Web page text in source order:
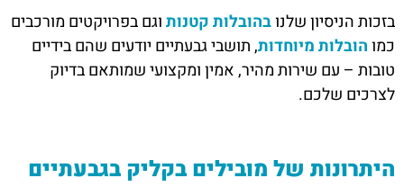
בזכות הניסיון שלנובהובלות קטנותוגם בפרויקטים מורכבים
כמוהובלות מיוחדות, תושבי גבעתיים יודעים שהם בידיים
טובות – עם שירות מהיר, אמין ומקצועי שמותאם בדיוק
לצרכים שלכם.
היתרונות של מובילים בקליק בגבעתיים